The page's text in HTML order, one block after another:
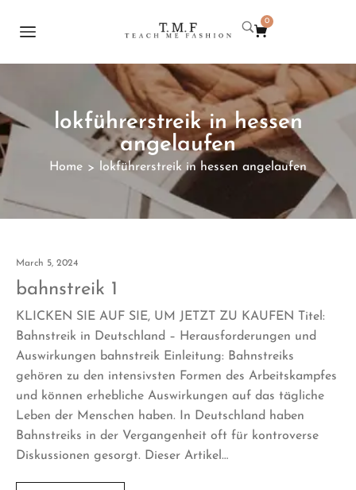
0
lokführerstreik in hessen
angelaufen
Home > lokführerstreik in hessen angelaufen
March 5, 2024
bahnstreik 1
KLICKEN SIE AUF SIE, UM JETZT ZU KAUFEN Titel:
Bahnstreik in Deutschland – Herausforderungen und
Auswirkungen bahnstreik Einleitung: Bahnstreiks
gehören zu den intensivsten Formen des Arbeitskampfes
und können erhebliche Auswirkungen auf das tägliche
Leben der Menschen haben. In Deutschland haben
Bahnstreiks in der Vergangenheit oft für kontroverse
Diskussionen gesorgt. Dieser Artikel…